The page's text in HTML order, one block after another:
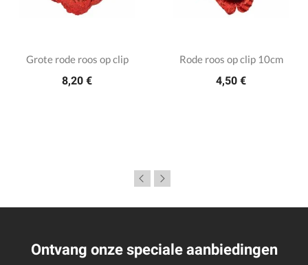
Grote rode roos op clip
8,20 €
Rode roos op clip 10cm
4,50 €
Ontvang onze speciale aanbiedingen